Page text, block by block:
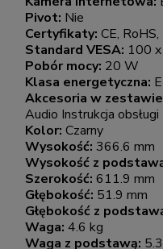
Pivot: Nie
Certyfikaty: CE, RoHS,
Standard VESA: 100
Pobór mocy: 20 W
Klasa energetyczna: E
Akcesoria w
Audio Instrukcja
Kolor: Czarny
Wysokość: 366.6 mm
Wysokość z
Szerokość: 611.9 mm
Głębokość: 51.9 mm
Głębokość z
Waga: 4.6 kg
Waga z podstawą: